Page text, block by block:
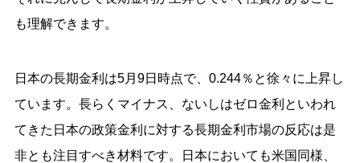
も理解できます。
日本の長期金利は5月9日時点で、0.244％と徐々に上昇し
ています。長らくマイナス、ないしはゼロ金利といわれ
てきた日本の政策金利に対する長期金利市場の反応は是
非とも注目すべき材料です。日本においても米国同様、